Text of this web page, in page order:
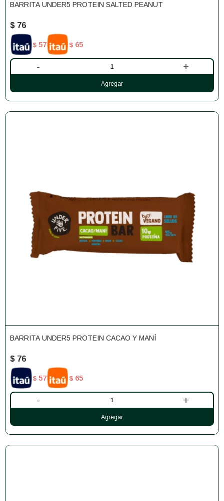
BARRITA UNDER5 PROTEIN SALTED PEANUT
$ 76
$ 57 $ 65
- +
BARRITA UNDER5 PROTEIN CACAO Y MANÍ
$ 76
$ 57 $ 65
- +